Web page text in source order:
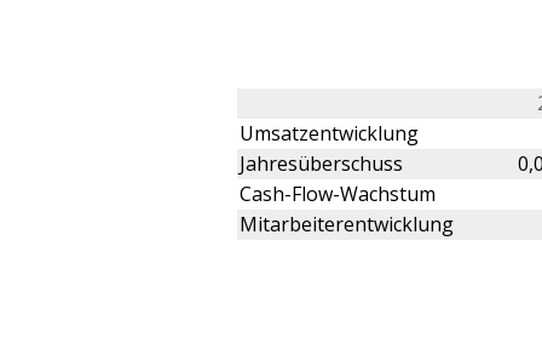
Umsatzentwicklung
Jahresüberschuss
Cash-Flow-Wachstum
Mitarbeiterentwicklung